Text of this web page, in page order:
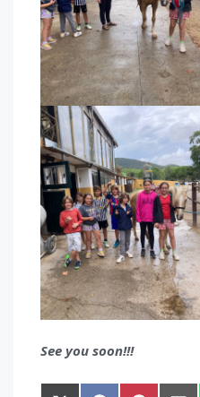
See you soon!!!